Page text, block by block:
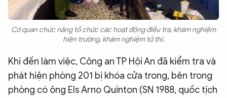
Cơ quan chức năng tổ chức các hoạt động điều tra, khám nghiệm
hiện trường, khám nghiệm tử thi.
Khi đến làm việc, Công an TP Hội An đã kiểm tra và
phát hiện phòng 201 bị khóa cửa trong, bên trong
phòng có ông Els Arno Quinton (SN 1988, quốc tịch